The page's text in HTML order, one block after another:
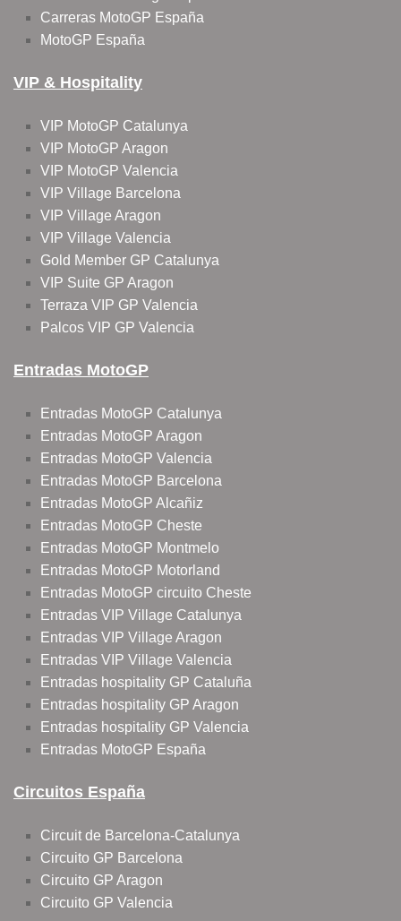
Carreras MotoGP España
MotoGP España
VIP & Hospitality
VIP MotoGP Catalunya
VIP MotoGP Aragon
VIP MotoGP Valencia
VIP Village Barcelona
VIP Village Aragon
VIP Village Valencia
Gold Member GP Catalunya
VIP Suite GP Aragon
Terraza VIP GP Valencia
Palcos VIP GP Valencia
Entradas MotoGP
Entradas MotoGP Catalunya
Entradas MotoGP Aragon
Entradas MotoGP Valencia
Entradas MotoGP Barcelona
Entradas MotoGP Alcañiz
Entradas MotoGP Cheste
Entradas MotoGP Montmelo
Entradas MotoGP Motorland
Entradas MotoGP circuito Cheste
Entradas VIP Village Catalunya
Entradas VIP Village Aragon
Entradas VIP Village Valencia
Entradas hospitality GP Cataluña
Entradas hospitality GP Aragon
Entradas hospitality GP Valencia
Entradas MotoGP España
Circuitos España
Circuit de Barcelona-Catalunya
Circuito GP Barcelona
Circuito GP Aragon
Circuito GP Valencia